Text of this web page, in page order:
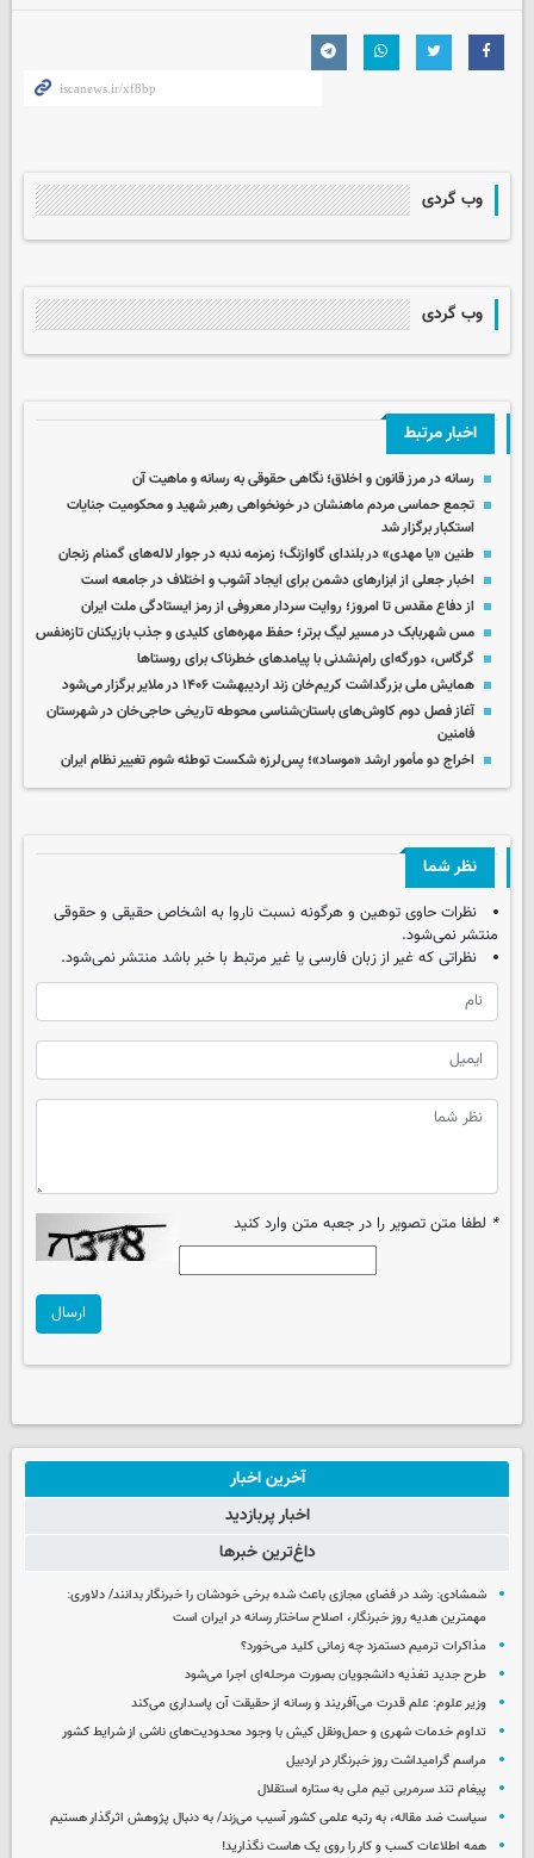
وب گردی
وب گردی
اخبار مرتبط
رسانه در مرز قانون و اخلاق؛ نگاهی حقوقی به رسانه و ماهیت آن
تجمع حماسی مردم ماهنشان در خونخواهی رهبر شهید و محکومیت جنایات
استکبار برگزار شد
طنین «یا مهدی» در بلندای گاوازنگ؛ زمزمه ندبه در جوار لاله‌های گمنام زنجان
اخبار جعلی از ابزارهای دشمن برای ایجاد آشوب و اختلاف در جامعه است
از دفاع مقدس تا امروز؛ روایت سردار معروفی از رمز ایستادگی ملت ایران
مس شهربابک در مسیر لیگ برتر؛ حفظ مهره‌های کلیدی و جذب بازیکنان تازه‌نفس
گرگاس، دورگه‌ای رام‌نشدنی با پیامدهای خطرناک برای روستاها
همایش ملی بزرگداشت کریم‌خان زند اردیبهشت ۱۴۰۶ در ملایر برگزار می‌شود
آغاز فصل دوم کاوش‌های باستان‌شناسی محوطه تاریخی حاجی‌خان در شهرستان
فامنین
اخراج دو مأمور ارشد «موساد»؛ پس‌لرزه شکست توطئه شوم تغییر نظام ایران
نظر شما
نظرات حاوی توهین و هرگونه نسبت ناروا به اشخاص حقیقی و حقوقی
منتشر نمی‌شود.
نظراتی که غیر از زبان فارسی یا غیر مرتبط با خبر باشد منتشر نمی‌شود.
* لطفا متن تصویر را در جعبه متن وارد کنید
ارسال
آخرین اخبار
اخبار پربازدید
داغ‌ترین خبرها
شمشادی: رشد در فضای مجازی باعث شده برخی خودشان را خبرنگار بدانند/ دلاوری:
مهمترین هدیه‌ روز خبرنگار، اصلاح ساختار رسانه در ایران است
مذاکرات ترمیم دستمزد چه زمانی کلید می‌خورد؟
طرح جدید تغذیه دانشجویان بصورت مرحله‌ای اجرا می‌شود
وزیر علوم: علم قدرت می‌آفریند و رسانه از حقیقت آن پاسداری می‌کند
تداوم خدمات شهری و حمل‌ونقل کیش با وجود محدودیت‌های ناشی از شرایط کشور
مراسم گرامیداشت روز خبرنگار در اردبیل
پیغام تند سرمربی تیم ملی به ستاره استقلال
سیاست ضد مقاله، به رتبه علمی کشور آسیب می‌زند/ به دنبال پژوهش اثرگذار هستیم
همه اطلاعات کسب‌ و کار را روی یک هاست نگذارید!